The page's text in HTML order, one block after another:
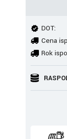
DOT:
Cena
Rok